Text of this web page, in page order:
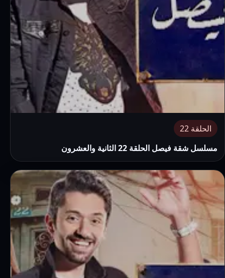
الحلقة 22
مسلسل شقة فيصل الحلقة 22 الثانية والعشرون